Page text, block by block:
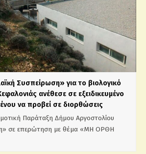
Συσπείρωση» για το βιολογικό
ανέθεσε σε εξειδικευμένο
να προβεί σε διορθώσεις
Παράταξη Δήμου Αργοστολίου
σε επερώτηση με θέμα «ΜΗ ΟΡΘΗ